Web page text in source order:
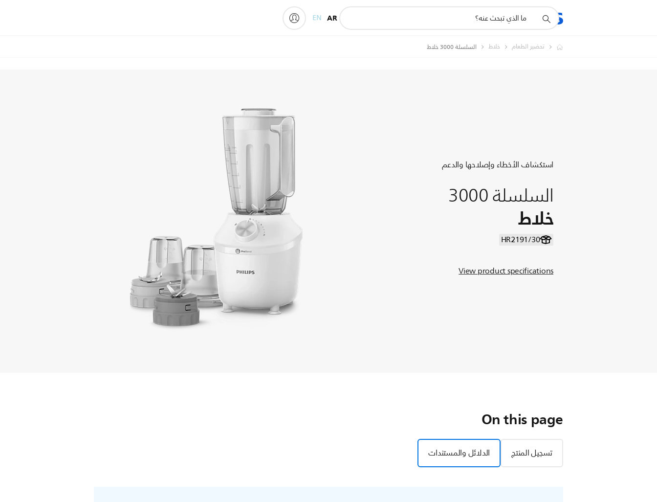
المنتجات
أيقونة
دعم
AR
EN
تحضير الطعام خلاط السلسلة 3000 خلاط
استكشاف الأخطاء وإصلاحها والدعم
السلسلة 3000
خلاط
HR2191/30
View product specifications
On this page
تسجيل المنتج الدلائل والمستندات